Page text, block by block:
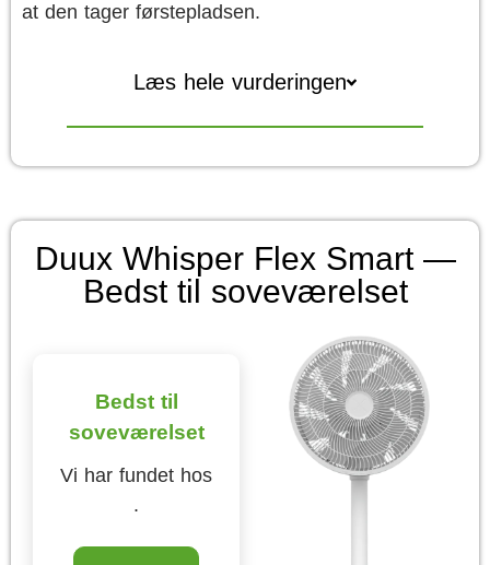
at den tager førstepladsen.
Læs hele vurderingen
Duux Whisper Flex Smart —
Bedst til soveværelset
Bedst til
soveværelset
Vi har fundet hos
.